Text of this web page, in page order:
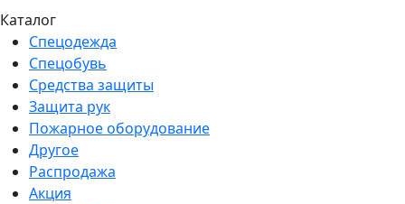
Каталог
Спецодежда
Спецобувь
Средства защиты
Защита рук
Пожарное оборудование
Другое
Распродажа
Акция